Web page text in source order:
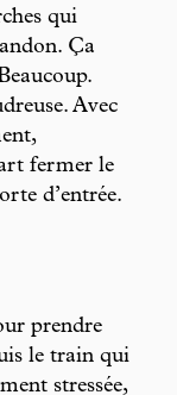
qui
Ça
Avec
fermer le
d’entrée.
prendre
le train qui
stressée,